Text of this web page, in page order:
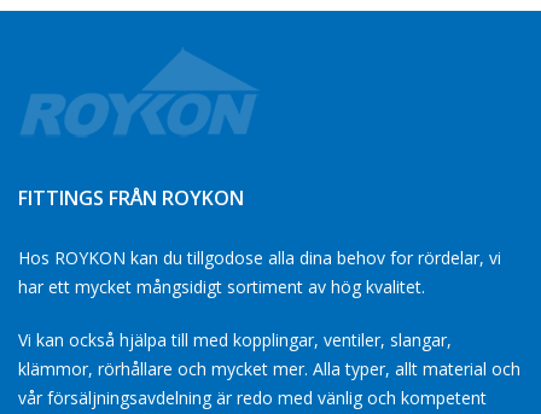
FITTINGS FRÅN ROYKON
Hos ROYKON kan du tillgodose alla dina behov for rördelar, vi
har ett mycket mångsidigt sortiment av hög kvalitet.
Vi kan också hjälpa till med kopplingar, ventiler, slangar,
klämmor, rörhållare och mycket mer. Alla typer, allt material och
vår försäljningsavdelning är redo med vänlig och kompetent